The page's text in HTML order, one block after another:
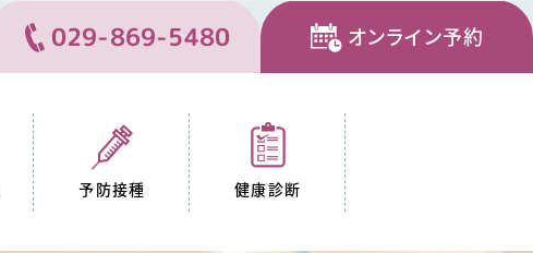
029-869-5480 オンライン予約
予防接種 健康診断